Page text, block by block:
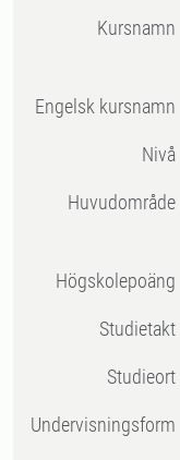
Kursnamn
Engelsk kursnamn
Nivå
Huvudområde
högskolepoäng
Studietakt
Studieort
Undervisningsform